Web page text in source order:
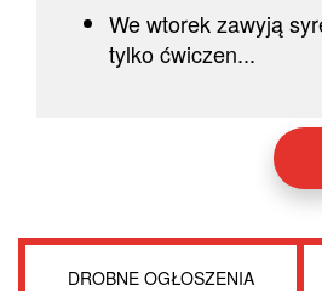
We wtorek zawyją
tylko ćwiczen...
DROBNE OGŁOSZENIA